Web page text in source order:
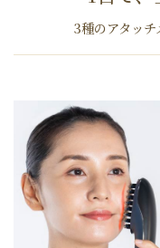
3種のアタッチ